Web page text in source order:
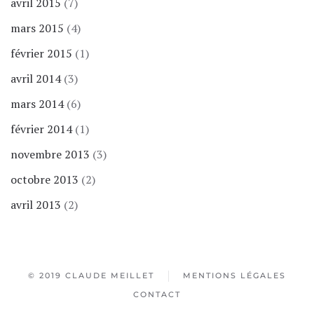
mars 2015 (4)
février 2015 (1)
avril 2014(3)
mars 2014(6)
février 2014(1)
novembre 2013 (3)
octobre 2013 (2)
avril 2013 (2)
© 2019 CLAUDE MEILLET
MENTIONS LÉGALES
CONTACT